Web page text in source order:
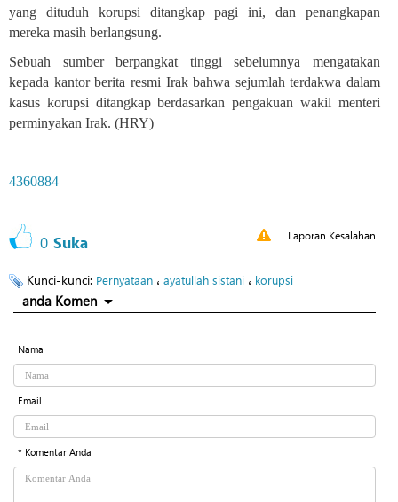
yang dituduh korupsi ditangkap pagi ini, dan penangkapan
mereka masih berlangsung.
Sebuah sumber berpangkat tinggi sebelumnya mengatakan
kepada kantor berita resmi Irak bahwa sejumlah terdakwa dalam
kasus korupsi ditangkap berdasarkan pengakuan wakil menteri
perminyakan Irak. (HRY)
4360884
0 Suka Laporan Kesalahan
Kunci-kunci: Pernyataan ، ayatullah sistani ، korupsi
anda Komen
Nama
Email
* Komentar Anda